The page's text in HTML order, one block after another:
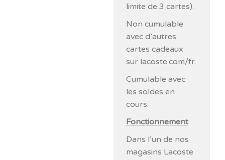
limite de 3 cartes).
Non cumulable
avec d’autres
cartes cadeaux
sur lacoste.com/fr.
Cumulable avec
les soldes en
cours.
Fonctionnement
Dans l’un de nos
magasins Lacoste